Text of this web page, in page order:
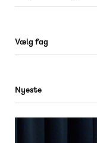
Vælg fag
Nyeste